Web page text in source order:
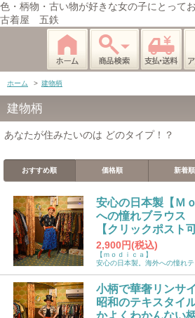
色・柄物・古い物が好きな女の子にとって
古着屋 五鉄
ホーム > 建物柄
建物柄
あなたが住みたいのは どのタイプ！？
おすすめ順 価格順 新着順
安心の日本製【Ｍ
への憧れブラウ
【クリックポスト可
2,900円(税込)
【ｍｏｄｉｃａ】
安心の日本製。海外への憧れ
小柄で華奢リンサ
昭和のテキスタイ
かよくわかんない